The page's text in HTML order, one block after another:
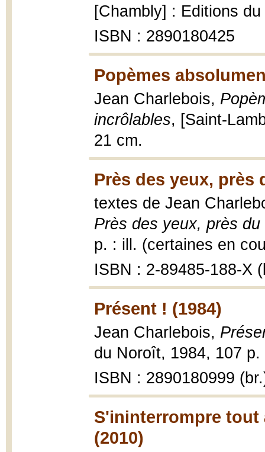
[Chambly] : Editions
ISBN : 2890180425
Popèmes
Jean Charlebois,
incrôlables, [Saint-
21 cm.
Près des yeux, près
textes de Jean
Près des yeux, près du
p. : ill. (certaines en
ISBN : 2-89485-188-X
Présent ! (1984)
Jean Charlebois,
du Noroît, 1984, 107 p.
ISBN : 2890180999
S'ininterrompre tout
(2010)